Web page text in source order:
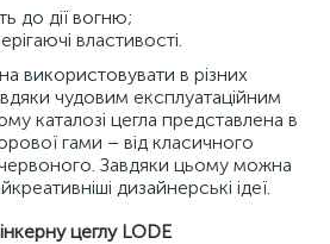
до дії вогню;
властивості.
використовувати в різних
чудовим експлуатаційним
каталозі цегла представлена в
гами – від класичного
Завдяки цьому можна
дизайнерські ідеї.
цеглу LODE